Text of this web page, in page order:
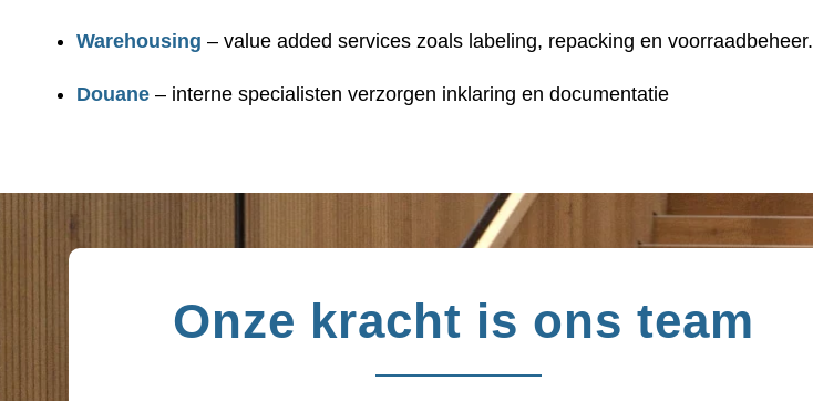
Warehousing – value added services zoals labeling, repacking en voorraadbeheer.
Douane – interne specialisten verzorgen inklaring en documentatie
Onze kracht is ons team